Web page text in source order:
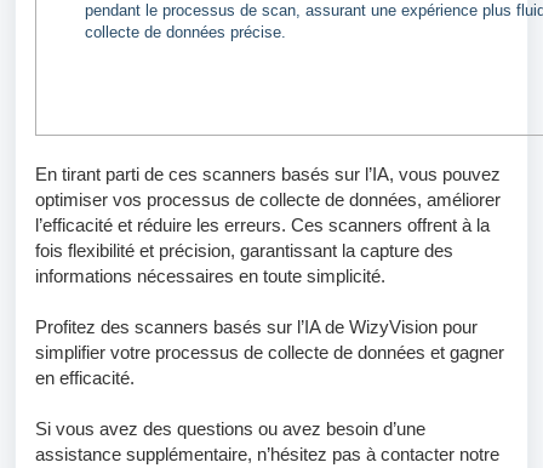
pendant le processus de scan, assurant une expérience plus
collecte de données précise.
En tirant parti de ces scanners basés sur l’IA, vous pouvez
optimiser vos processus de collecte de données, améliorer
l’efficacité et réduire les erreurs. Ces scanners offrent à la
fois flexibilité et précision, garantissant la capture des
informations nécessaires en toute simplicité.
Profitez des scanners basés sur l’IA de WizyVision pour
simplifier votre processus de collecte de données et gagner
en efficacité.
Si vous avez des questions ou avez besoin d’une
assistance supplémentaire, n’hésitez pas à contacter notre